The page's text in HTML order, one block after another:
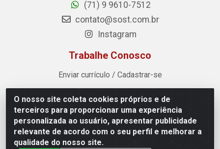
O nosso site coleta cookies próprios e de
terceiros para proporcionar uma experiência
personalizada ao usuário, apresentar publicidade
relevante de acordo com o seu perfil e melhorar a
qualidade do nosso site.
(71) 9 9610-7512
contato@sost.com.br
Instagram
Trabalhe Conosco
Enviar currículo / Cadastrar-se
Sost Distribuidora - Rua Cândido Rissut, 254 - Recreio
Ipitanga, Lauro de Freitas/BA - CEP 42.700-590 - CNPJ
07.041.307/0001-80